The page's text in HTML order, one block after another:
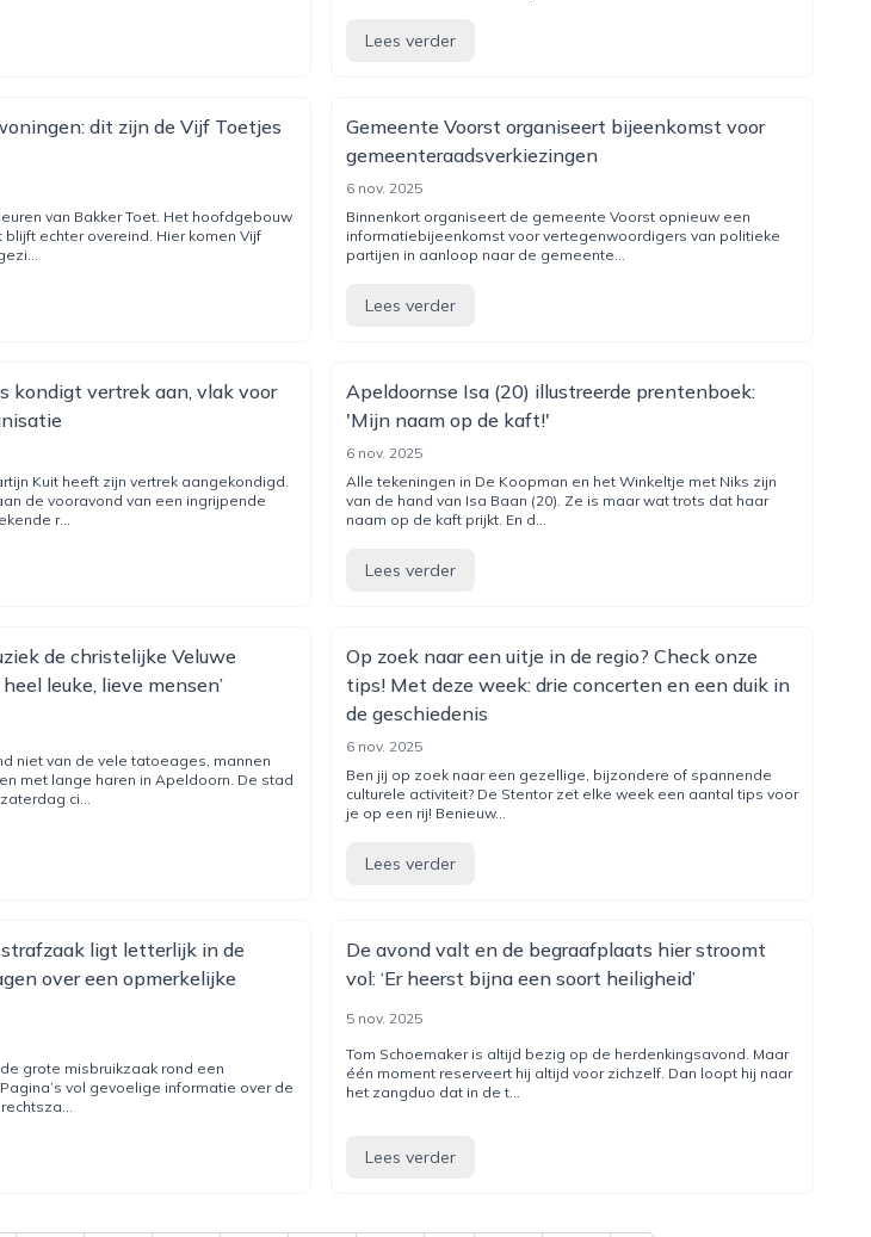
Lees verder
dit zijn de Vijf Toetjes
van Bakker Toet. Het hoofdgebouw
echter overeind. Hier komen Vijf
Gemeente Voorst organiseert bijeenkomst voor
gemeenteraadsverkiezingen
6 nov. 2025
Binnenkort organiseert de gemeente Voorst opnieuw een
informatiebijeenkomst voor vertegenwoordigers van politieke
partijen in aanloop naar de gemeente...
Lees verder
kondigt vertrek aan, vlak voor
Kuit heeft zijn vertrek aangekondigd.
de vooravond van een ingrijpende
r...
Apeldoornse Isa (20) illustreerde prentenboek:
'Mijn naam op de kaft!'
6 nov. 2025
Alle tekeningen in De Koopman en het Winkeltje met Niks zijn
van de hand van Isa Baan (20). Ze is maar wat trots dat haar
naam op de kaft prijkt. En d...
Lees verder
de christelijke Veluwe
leuke, lieve mensen’
niet van de vele tatoeages, mannen
met lange haren in Apeldoorn. De stad
ci...
Op zoek naar een uitje in de regio? Check onze
tips! Met deze week: drie concerten en een duik in
de geschiedenis
6 nov. 2025
Ben jij op zoek naar een gezellige, bijzondere of spannende
culturele activiteit? De Stentor zet elke week een aantal tips voor
je op een rij! Benieuw...
Lees verder
ligt letterlijk in de
over een opmerkelijke
grote misbruikzaak rond een
vol gevoelige informatie over de
De avond valt en de begraafplaats hier stroomt
vol: ‘Er heerst bijna een soort heiligheid’
5 nov. 2025
Tom Schoemaker is altijd bezig op de herdenkingsavond. Maar
één moment reserveert hij altijd voor zichzelf. Dan loopt hij naar
het zangduo dat in de t...
Lees verder